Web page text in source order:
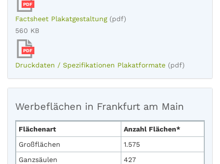
PDF
Factsheet Plakatgestaltung (pdf)
560 KB
PDF
Druckdaten / Spezifikationen Plakatformate (pdf)
Werbeflächen in Frankfurt am Main
Flächenart
Anzahl Flächen*
Großflächen
1.575
Ganzsäulen
427